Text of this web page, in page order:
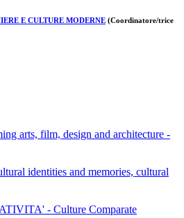
E CULTURE MODERNE (Coordinatore/trice
arts, film, design and architecture -
identities and memories, cultural
- Culture Comparate